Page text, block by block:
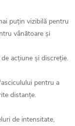
puțin vizibilă pentru
vânătoare și
acțiune și discreție.
pentru a
distanțe.
de intensitate,